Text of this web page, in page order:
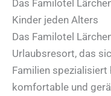
Das Familotel
Kinder jeden Alters
Das Familotel
Urlaubsresort, das
Familien
komfortable und